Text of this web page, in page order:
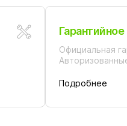
Официальная
Подробнее